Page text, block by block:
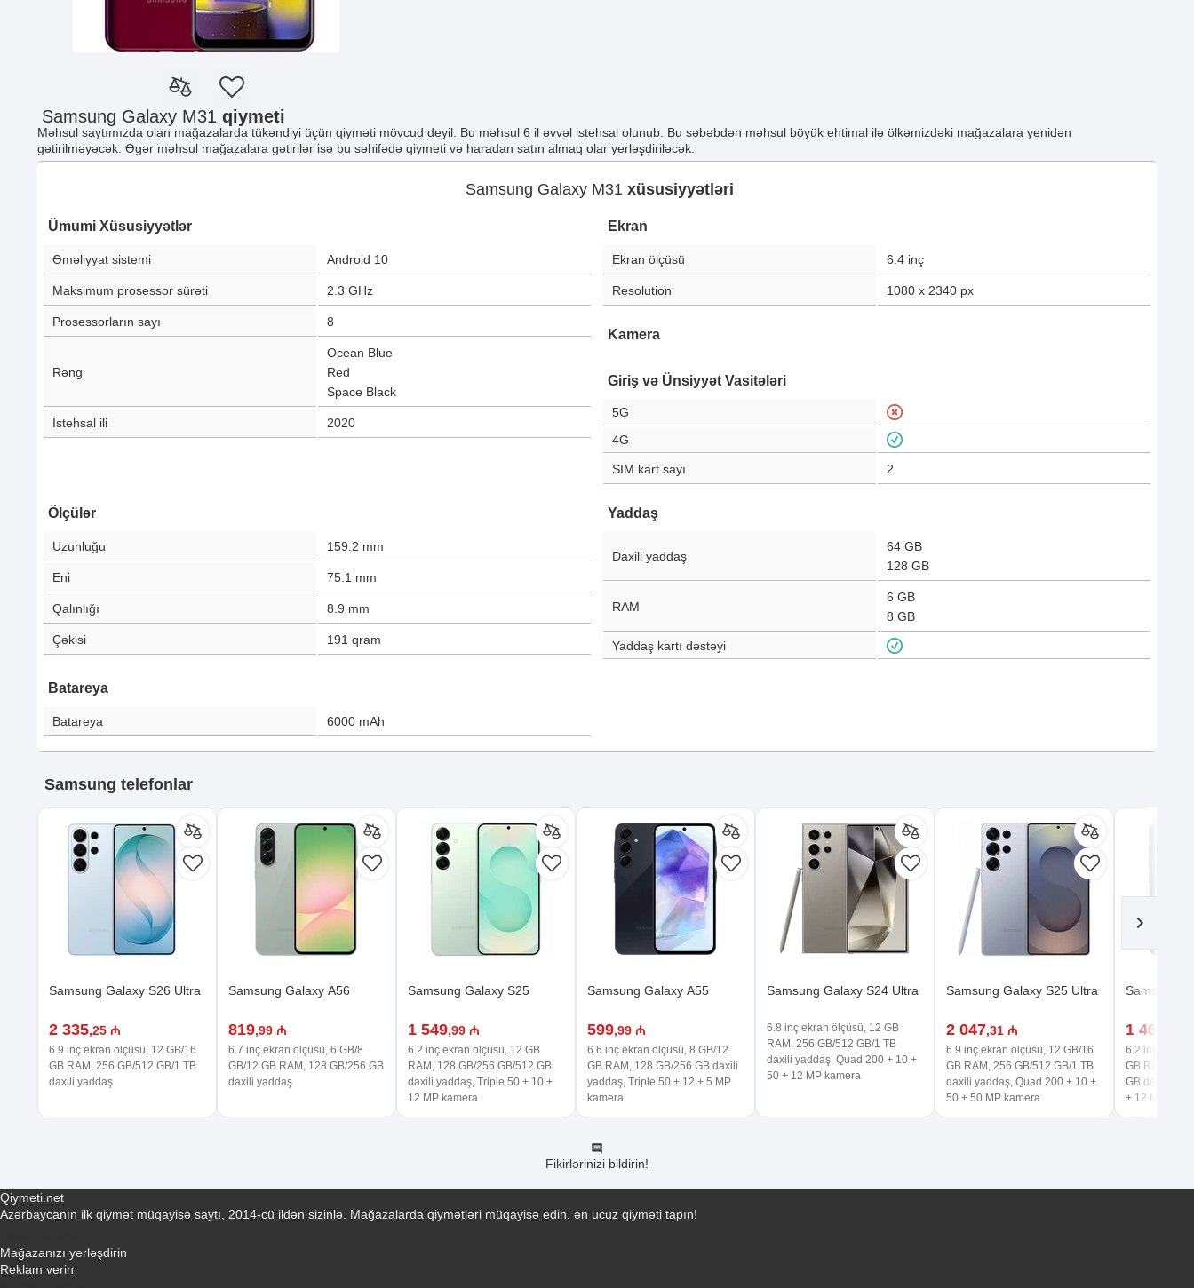
Samsung Galaxy M31 qiymeti
Məhsul saytımızda olan mağazalarda tükəndiyi üçün qiyməti mövcud deyil. Bu məhsul 6 il əvvəl istehsal olunub. Bu səbəbdən məhsul böyük ehtimal ilə ölkəmizdəki mağazalara yenidən
gətirilməyəcək. Əgər məhsul mağazalara gətirilər isə bu səhifədə qiymeti və haradan satın almaq olar yerləşdiriləcək.
Samsung Galaxy M31 xüsusiyyətləri
Ümumi Xüsusiyyətlər
Əməliyyat sistemi Android 10
Maksimum prosessor sürəti 2.3 GHz
Prosessorların sayı 8
Rəng
Ocean Blue
Red
Space Black
İstehsal ili 2020
Ekran
Ekran ölçüsü 6.4 inç
Resolution 1080 x 2340 px
Kamera
Giriş və Ünsiyyət Vasitələri
5G
4G
SIM kart sayı 2
Ölçülər
Uzunluğu 159.2 mm
Eni 75.1 mm
Qalınlığı 8.9 mm
Çəkisi 191 qram
Yaddaş
Daxili yaddaş
64 GB
128 GB
RAM
6 GB
8 GB
Yaddaş kartı dəstəyi
Batareya
Batareya 6000 mAh
Samsung telefonlar
Samsung Galaxy S26 Ultra
2 335,25 ₼
6.9 inç ekran ölçüsü, 12 GB/16
GB RAM, 256 GB/512 GB/1 TB
daxili yaddaş
Samsung Galaxy A56
819,99 ₼
6.7 inç ekran ölçüsü, 6 GB/8
GB/12 GB RAM, 128 GB/256 GB
daxili yaddaş
Samsung Galaxy S25
1 549,99 ₼
6.2 inç ekran ölçüsü, 12 GB
RAM, 128 GB/256 GB/512 GB
daxili yaddaş, Triple 50 + 10 +
12 MP kamera
Samsung Galaxy A55
599,99 ₼
6.6 inç ekran ölçüsü, 8 GB/12
GB RAM, 128 GB/256 GB daxili
yaddaş, Triple 50 + 12 + 5 MP
kamera
Samsung Galaxy S24 Ultra
6.8 inç ekran ölçüsü, 12 GB
RAM, 256 GB/512 GB/1 TB
daxili yaddaş, Quad 200 + 10 +
50 + 12 MP kamera
Samsung Galaxy S25 Ultra
2 047,31 ₼
6.9 inç ekran ölçüsü, 12 GB/16
GB RAM, 256 GB/512 GB/1 TB
daxili yaddaş, Quad 200 + 10 +
50 + 50 MP kamera
Samsung
1 469
6.2 inç ekran
GB RAM,
GB daxili
+ 12 MP
Fikirlərinizi bildirin!
Qiymeti.net
Azərbaycanın ilk qiymət müqayisə saytı, 2014-cü ildən sizinlə. Mağazalarda qiymətləri müqayisə edin, ən ucuz qiyməti tapın!
Mağazanızı yerləşdirin
Reklam verin